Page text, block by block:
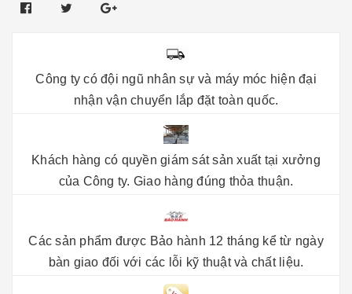
Công ty có đội ngũ nhân sự và máy móc hiện đại
nhận vận chuyển lắp đặt toàn quốc.
Khách hàng có quyền giám sát sản xuất tại xưởng
của Công ty. Giao hàng đúng thỏa thuận.
Các sản phẩm được Bảo hành 12 tháng kể từ ngày
bàn giao đối với các lỗi kỹ thuật và chất liệu.